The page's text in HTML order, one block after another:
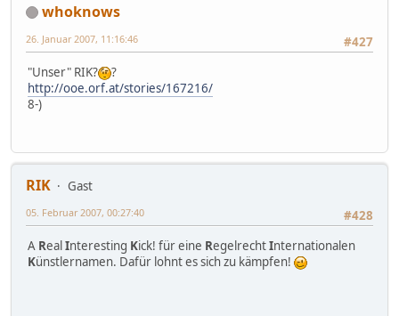
whoknows
#427
26. Januar 2007, 11:16:46
"Unser" RIK?
?
http://ooe.orf.at/stories/167216/
8-)
RIK
Gast
#428
05. Februar 2007, 00:27:40
A RealInteresting Kick! für eine RegelrechtInternationalen
Künstlernamen. Dafür lohnt es sich zu kämpfen!